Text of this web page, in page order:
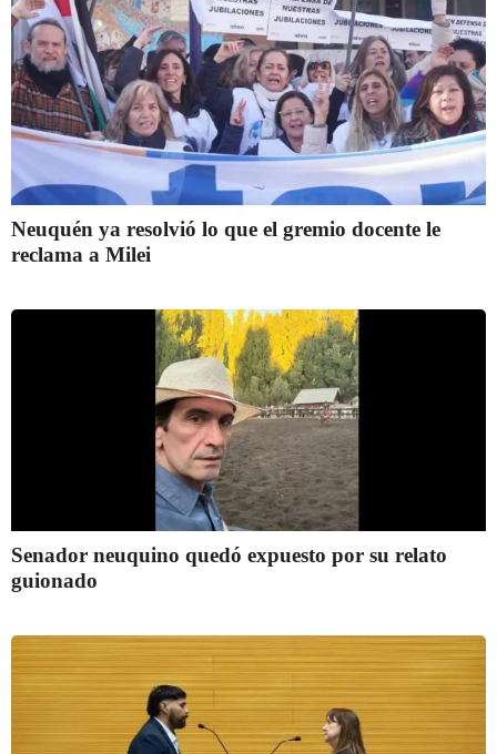
Neuquén ya resolvió lo que el gremio docente le
reclama a Milei
Senador neuquino quedó expuesto por su relato
guionado